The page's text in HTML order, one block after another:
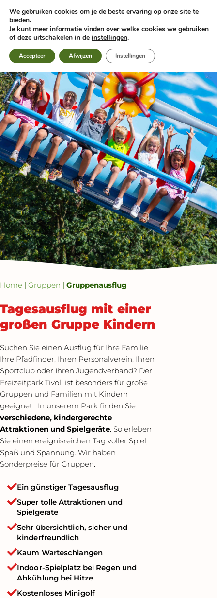
Inhalt
springen
Home | Gruppen | Gruppenausflug
Tagesausflug mit einer
großen Gruppe Kindern
Suchen Sie einen Ausflug für Ihre Familie,
Ihre Pfadfinder, Ihren Personalverein, Ihren
Sportclub oder Ihren Jugendverband? Der
Freizeitpark Tivoli ist besonders für große
Gruppen und Familien mit Kindern
geeignet. In unserem Park finden Sie
verschiedene, kindergerechte
Attraktionen und Spielgeräte. So erleben
Sie einen ereignisreichen Tag voller Spiel,
Spaß und Spannung. Wir haben
Sonderpreise für Gruppen.
Ein günstiger Tagesausflug
Super tolle Attraktionen und
Spielgeräte
Sehr übersichtlich, sicher und
kinderfreundlich
Kaum Warteschlangen
Indoor-Spielplatz bei Regen und
Abkühlung bei Hitze
Kostenloses Minigolf
We gebruiken cookies om je de beste ervaring op onze site te
bieden.
Je kunt meer informatie vinden over welke cookies we gebruiken
of deze uitschakelen in de instellingen.
Accepteer Afwijzen Instellingen